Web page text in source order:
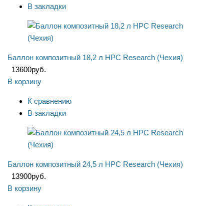
В закладки
Баллон композитный 18,2 л HPC Research (Чехия)
13600руб.
В корзину
К сравнению
В закладки
Баллон композитный 24,5 л HPC Research (Чехия)
13900руб.
В корзину